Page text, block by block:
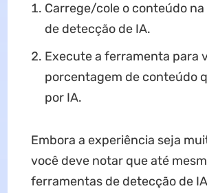
Carrege/cole o conteúdo
de detecção de IA.
Execute a ferramenta para
porcentagem de conteúdo
por IA.
Embora a experiência seja
você deve notar que até
ferramentas de detecção de